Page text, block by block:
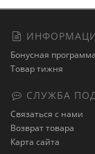
Бонусная программа
Товар тижня
СЛУЖБА
Связаться с нами
Возврат товара
Карта сайта